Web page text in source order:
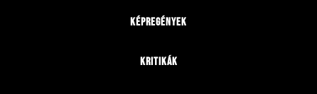
Képregények
Kritikák